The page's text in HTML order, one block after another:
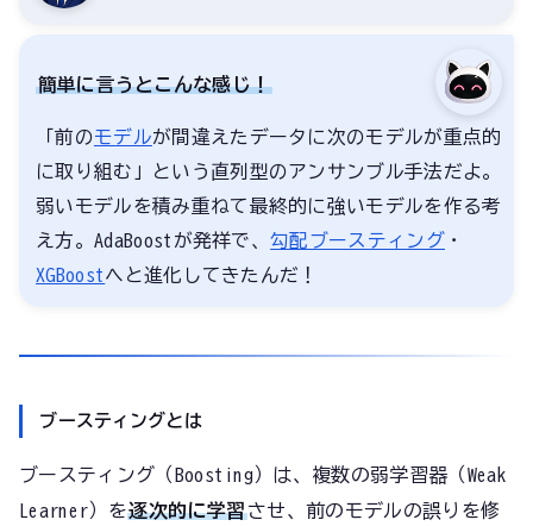
簡単に言うとこんな感じ！
「前のモデルが間違えたデータに次のモデルが重点的
に取り組む」という直列型のアンサンブル手法だよ。
弱いモデルを積み重ねて最終的に強いモデルを作る考
え方。AdaBoostが発祥で、勾配ブースティング ・
XGBoostへと進化してきたんだ！
ブースティングとは
ブースティング（Boosting）は、複数の弱学習器（Weak
Learner）を逐次的に学習させ、前のモデルの誤りを修